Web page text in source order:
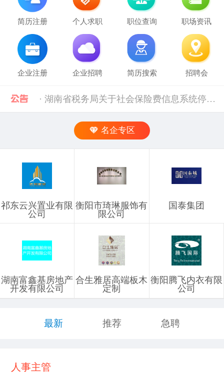
简历注册 个人求职 职位查询 职场资讯
企业注册 企业招聘 简历搜索 招聘会
· 禁止发布的职位信息 [03-03]
· 企业信息发布规则 [03-03]
名企专区
祁东云兴置业有限
公司
衡阳市琦琳服饰有
限公司
国泰集团
湖南富鑫基房地产
开发有限公司
合生雅居高端板木
定制
衡阳腾飞内衣有限
公司
最新 推荐 急聘
人事主管